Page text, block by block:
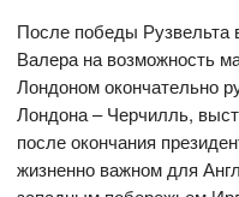
После победы Рузвельта
Валера на возможность
Лондоном окончательно
Лондона – Черчилль,
после окончания
жизненно важном для